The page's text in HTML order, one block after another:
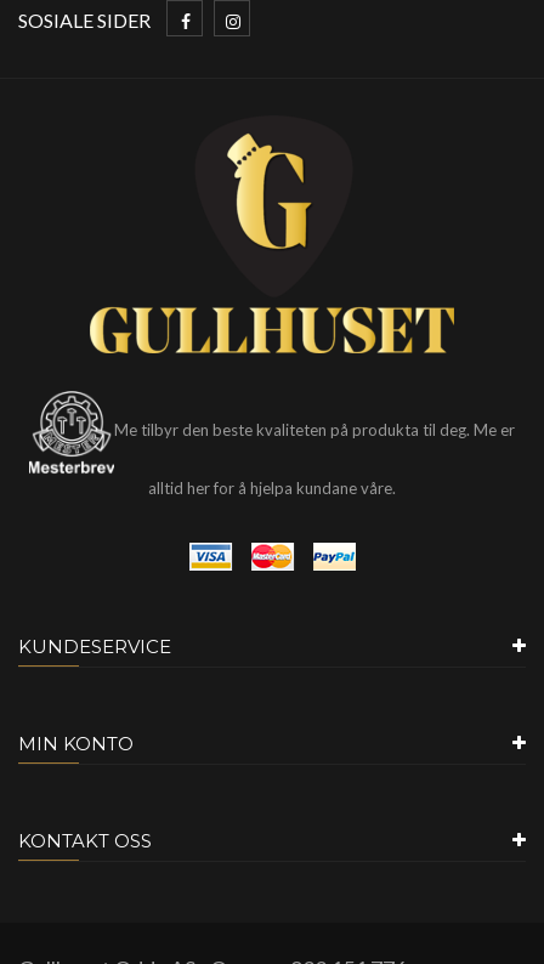
SOSIALE SIDER
Me tilbyr den beste kvaliteten på produkta til deg. Me er
alltid her for å hjelpa kundane våre.
KUNDESERVICE
MIN KONTO
KONTAKT OSS